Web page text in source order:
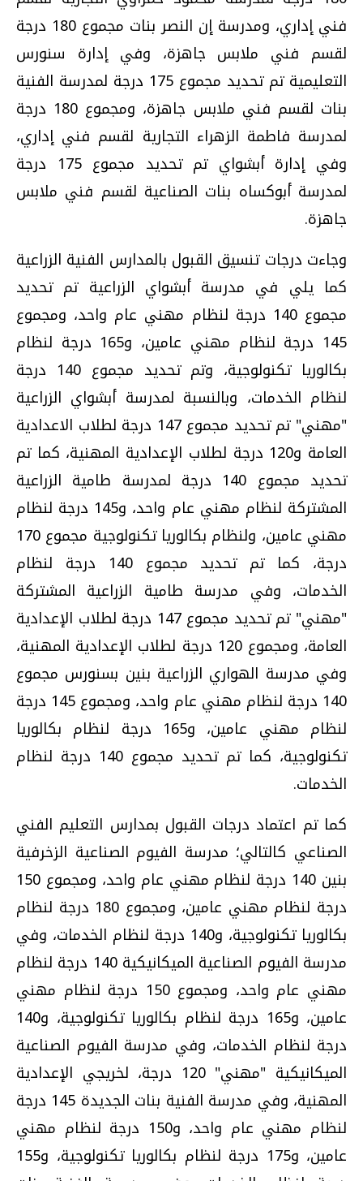
فني إداري، ومدرسة إن النصر بنات مجموع 180 درجة
لقسم فني ملابس جاهزة، وفي إدارة سنورس
التعليمية تم تحديد مجموع 175 درجة لمدرسة الفنية
بنات لقسم فني ملابس جاهزة، ومجموع 180 درجة
لمدرسة فاطمة الزهراء التجارية لقسم فني إداري،
وفي إدارة أبشواي تم تحديد مجموع 175 درجة
لمدرسة أبوكساه بنات الصناعية لقسم فني ملابس
جاهزة.
وجاءت درجات تنسيق القبول بالمدارس الفنية الزراعية
كما يلي في مدرسة أبشواي الزراعية تم تحديد
مجموع 140 درجة لنظام مهني عام واحد، ومجموع
145 درجة لنظام مهني عامين، و165 درجة لنظام
بكالوريا تكنولوجية، وتم تحديد مجموع 140 درجة
لنظام الخدمات، وبالنسبة لمدرسة أبشواي الزراعية
"مهني" تم تحديد مجموع 147 درجة لطلاب الاعدادية
العامة و120 درجة لطلاب الإعدادية المهنية، كما تم
تحديد مجموع 140 درجة لمدرسة طامية الزراعية
المشتركة لنظام مهني عام واحد، و145 درجة لنظام
مهني عامين، ولنظام بكالوريا تكنولوجية مجموع 170
درجة، كما تم تحديد مجموع 140 درجة لنظام
الخدمات، وفي مدرسة طامية الزراعية المشتركة
"مهني" تم تحديد مجموع 147 درجة لطلاب الإعدادية
العامة، ومجموع 120 درجة لطلاب الإعدادية المهنية،
وفي مدرسة الهواري الزراعية بنين بسنورس مجموع
140 درجة لنظام مهني عام واحد، ومجموع 145 درجة
لنظام مهني عامين، و165 درجة لنظام بكالوريا
تكنولوجية، كما تم تحديد مجموع 140 درجة لنظام
الخدمات.
كما تم اعتماد درجات القبول بمدارس التعليم الفني
الصناعي كالتالي؛ مدرسة الفيوم الصناعية الزخرفية
بنين 140 درجة لنظام مهني عام واحد، ومجموع 150
درجة لنظام مهني عامين، ومجموع 180 درجة لنظام
بكالوريا تكنولوجية، و140 درجة لنظام الخدمات، وفي
مدرسة الفيوم الصناعية الميكانيكية 140 درجة لنظام
مهني عام واحد، ومجموع 150 درجة لنظام مهني
عامين، و165 درجة لنظام بكالوريا تكنولوجية، و140
درجة لنظام الخدمات، وفي مدرسة الفيوم الصناعية
الميكانيكية "مهني" 120 درجة، لخريجي الإعدادية
المهنية، وفي مدرسة الفنية بنات الجديدة 145 درجة
لنظام مهني عام واحد، و150 درجة لنظام مهني
عامين، و175 درجة لنظام بكالوريا تكنولوجية، و155